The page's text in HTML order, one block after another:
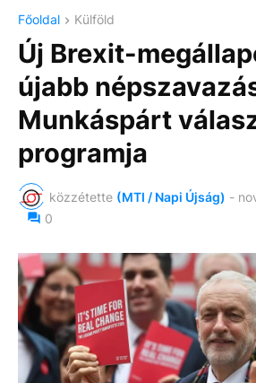
Főoldal Külföld
Új Brexit-
újabb
Munkáspárt
programja
közzétette (MTI / Napi Újság) -
0